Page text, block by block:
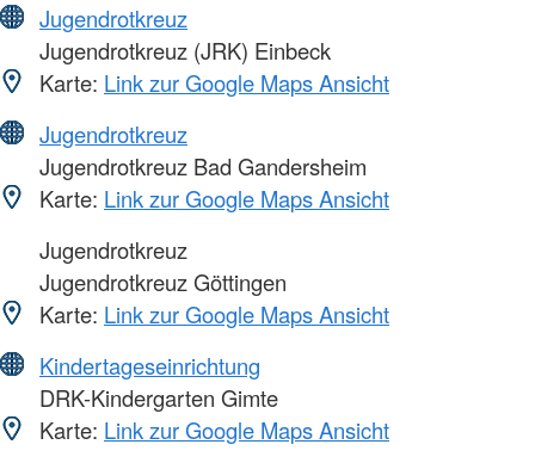
Jugendrotkreuz
Jugendrotkreuz (JRK) Einbeck
Karte: Link zur Google Maps Ansicht
Jugendrotkreuz
Jugendrotkreuz Bad Gandersheim
Karte: Link zur Google Maps Ansicht
Jugendrotkreuz
Jugendrotkreuz Göttingen
Karte: Link zur Google Maps Ansicht
Kindertageseinrichtung
DRK-Kindergarten Gimte
Karte: Link zur Google Maps Ansicht